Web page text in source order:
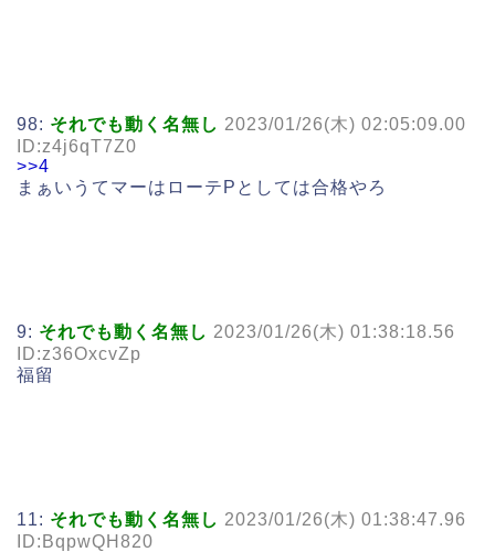
98: それでも動く名無し 2023/01/26(木) 02:05:09.00
ID:z4j6qT7Z0
>>4
まぁいうてマーはローテPとしては合格やろ
9: それでも動く名無し 2023/01/26(木) 01:38:18.56
ID:z36OxcvZp
福留
11: それでも動く名無し 2023/01/26(木) 01:38:47.96
ID:BqpwQH820